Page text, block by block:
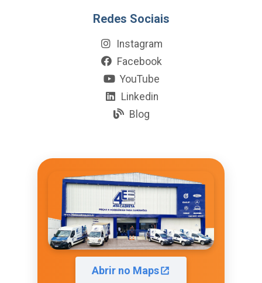
Redes Sociais
Instagram
Facebook
YouTube
Linkedin
Blog
Abrir no Maps